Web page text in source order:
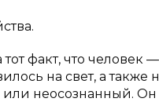
факт, что человек —
на свет, а также
или неосознанный.